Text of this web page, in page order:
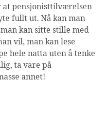
at pensjonisttilværelsen
fullt ut. Nå kan man
kan sitte stille med
vil, man kan lese
hele natta uten å tenke
ta vare på
annet!